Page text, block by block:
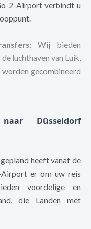
2-Airport verbindt u
Wij bieden
luchthaven van Luik,
gecombineerd
Düsseldorf
heeft vanaf de
Airport er om uw reis
voordelige en
die Landen met